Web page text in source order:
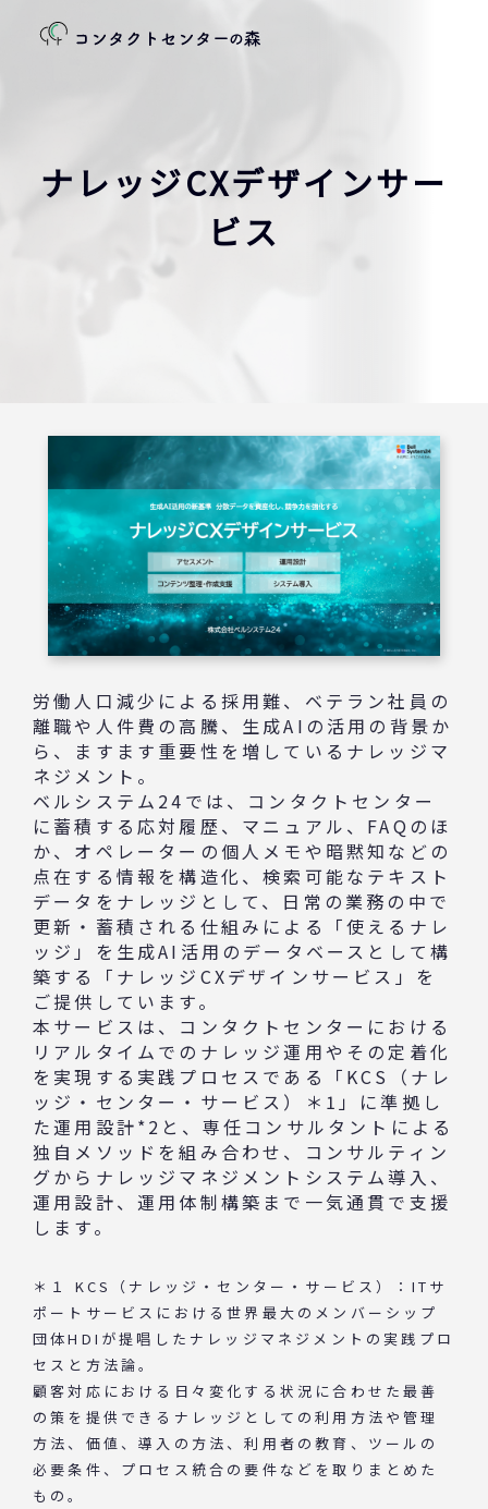
ナレッジCXデザインサー
ビス
労働人口減少による採用難、ベテラン社員の
離職や人件費の高騰、生成AIの活用の背景か
ら、ますます重要性を増しているナレッジマ
ネジメント。
ベルシステム24では、コンタクトセンター
に蓄積する応対履歴、マニュアル、FAQのほ
か、オペレーターの個人メモや暗黙知などの
点在する情報を構造化、検索可能なテキスト
データをナレッジとして、日常の業務の中で
更新・蓄積される仕組みによる「使えるナレ
ッジ」を生成AI活用のデータベースとして構
築する「ナレッジCXデザインサービス」を
ご提供しています。
本サービスは、コンタクトセンターにおける
リアルタイムでのナレッジ運用やその定着化
を実現する実践プロセスである「KCS（ナレ
ッジ・センター・サービス）＊1」に準拠し
た運用設計*2と、専任コンサルタントによる
独自メソッドを組み合わせ、コンサルティン
グからナレッジマネジメントシステム導入、
運用設計、運用体制構築まで一気通貫で支援
します。
＊１ KCS（ナレッジ・センター・サービス）：ITサ
ポートサービスにおける世界最大のメンバーシップ
団体HDIが提唱したナレッジマネジメントの実践プロ
セスと方法論。
顧客対応における日々変化する状況に合わせた最善
の策を提供できるナレッジとしての利用方法や管理
方法、価値、導入の方法、利用者の教育、ツールの
必要条件、プロセス統合の要件などを取りまとめた
もの。